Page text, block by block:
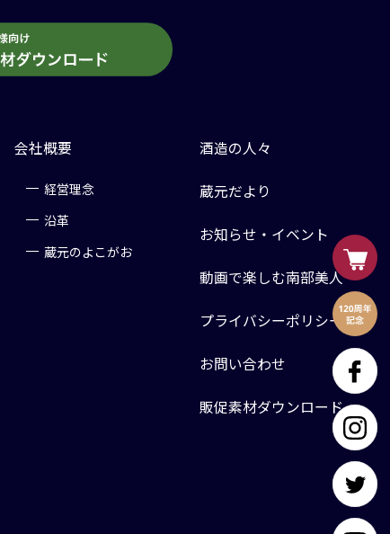
会社概要
経営理念
沿革
蔵元のよこがお
酒造の人々
蔵元だより
お知らせ・イベント
動画で楽しむ南部美人
プライバシーポリシー
お問い合わせ
販促素材ダウンロード